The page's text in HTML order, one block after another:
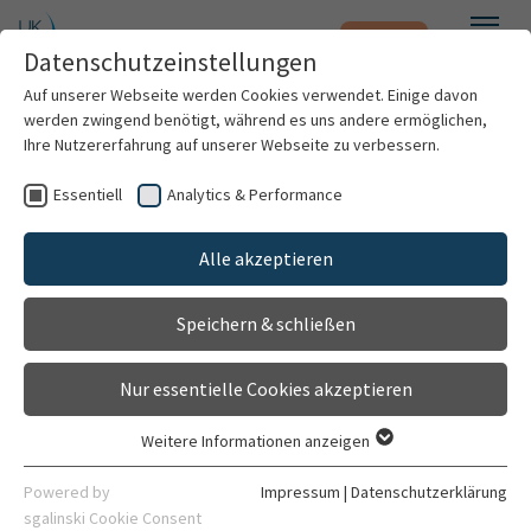
Zum Hauptinhalt springen Notfall
Patienten & Besucher
Kliniken & Institute
Forschung
Karriere
Mit dem Klick auf "Karte aktivieren" stimme ich
der Datenfreigabe an Google zu.
Karte aktivieren
Weitere Standorte suchen
Gehört zu
Klinik für Kardiologie, Angiologie, Pneumologie
Gebäude 6410 Ebene 00
Im Neuenheimer Feld 410
Datenschutzeinstellungen
Auf unserer Webseite werden Cookies verwendet. Einige davon
werden zwingend benötigt, während es uns andere ermöglichen,
Ihre Nutzererfahrung auf unserer Webseite zu verbessern.
Essentiell Analytics & Performance
Alle akzeptieren
Speichern & schließen
Nur essentielle Cookies akzeptieren
Essentielle Cookies werden für grundlegende Funktionen der
Webseite benötigt. Dadurch ist gewährleistet, dass die
Weitere Informationen anzeigen
Powered by
sgalinski Cookie Consent
Impressum | Datenschutzerklärung